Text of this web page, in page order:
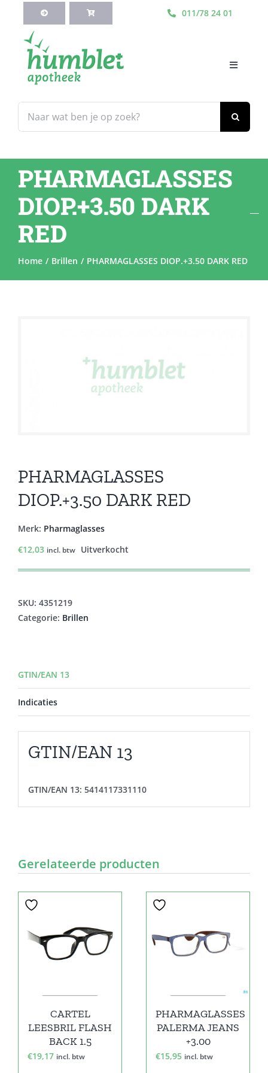
inhoud
011/78 24 01
naar:
Toggle
Webshop
Blog
Diensten
PHARMAGLASSES
DIOP.+3.50 DARK
RED
Home Brillen PHARMAGLASSES DIOP.+3.50 DARK RED
PHARMAGLASSES
DIOP.+3.50 DARK RED
Merk: Pharmaglasses
€12,03 incl. btw Uitverkocht
SKU: 4351219
Categorie: Brillen
GTIN/EAN 13
Indicaties
GTIN/EAN 13
GTIN/EAN 13: 5414117331110
Gerelateerde producten
CARTEL
LEESBRIL FLASH
BACK 1.5
€19,17 incl. btw
PHARMAGLASSES
PALERMA JEANS
+3.00
€15,95 incl. btw